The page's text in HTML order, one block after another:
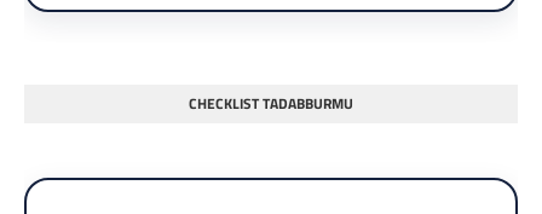
CHECKLIST TADABBURMU